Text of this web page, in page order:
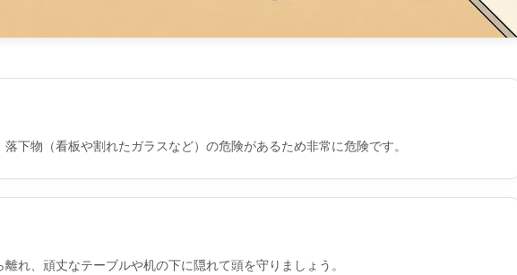
下物（看板や割れたガラスなど）の危険があるため非常に危険です。
れ、頑丈なテーブルや机の下に隠れて頭を守りましょう。